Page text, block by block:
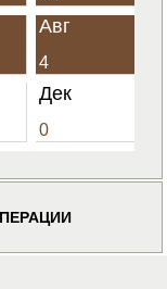
Авг
4
Дек
0